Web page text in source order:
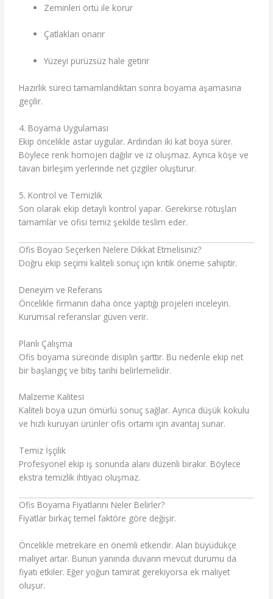
Zeminleri örtü ile korur
Çatlakları onarır
Yüzeyi pürüzsüz hale getirir
Hazırlık süreci tamamlandıktan sonra boyama aşamasına
geçilir.
4. Boyama Uygulaması
Ekip öncelikle astar uygular. Ardından iki kat boya sürer.
Böylece renk homojen dağılır ve iz oluşmaz. Ayrıca köşe ve
tavan birleşim yerlerinde net çizgiler oluşturur.
5. Kontrol ve Temizlik
Son olarak ekip detaylı kontrol yapar. Gerekirse rötuşları
tamamlar ve ofisi temiz şekilde teslim eder.
Ofis Boyacı Seçerken Nelere Dikkat Etmelisiniz?
Doğru ekip seçimi kaliteli sonuç için kritik öneme sahiptir.
Deneyim ve Referans
Öncelikle firmanın daha önce yaptığı projeleri inceleyin.
Kurumsal referanslar güven verir.
Planlı Çalışma
Ofis boyama sürecinde disiplin şarttır. Bu nedenle ekip net
bir başlangıç ve bitiş tarihi belirlemelidir.
Malzeme Kalitesi
Kaliteli boya uzun ömürlü sonuç sağlar. Ayrıca düşük kokulu
ve hızlı kuruyan ürünler ofis ortamı için avantaj sunar.
Temiz İşçilik
Profesyonel ekip iş sonunda alanı düzenli bırakır. Böylece
ekstra temizlik ihtiyacı oluşmaz.
Ofis Boyama Fiyatlarını Neler Belirler?
Fiyatlar birkaç temel faktöre göre değişir.
Öncelikle metrekare en önemli etkendir. Alan büyüdükçe
maliyet artar. Bunun yanında duvarın mevcut durumu da
fiyatı etkiler. Eğer yoğun tamirat gerekiyorsa ek maliyet
oluşur.